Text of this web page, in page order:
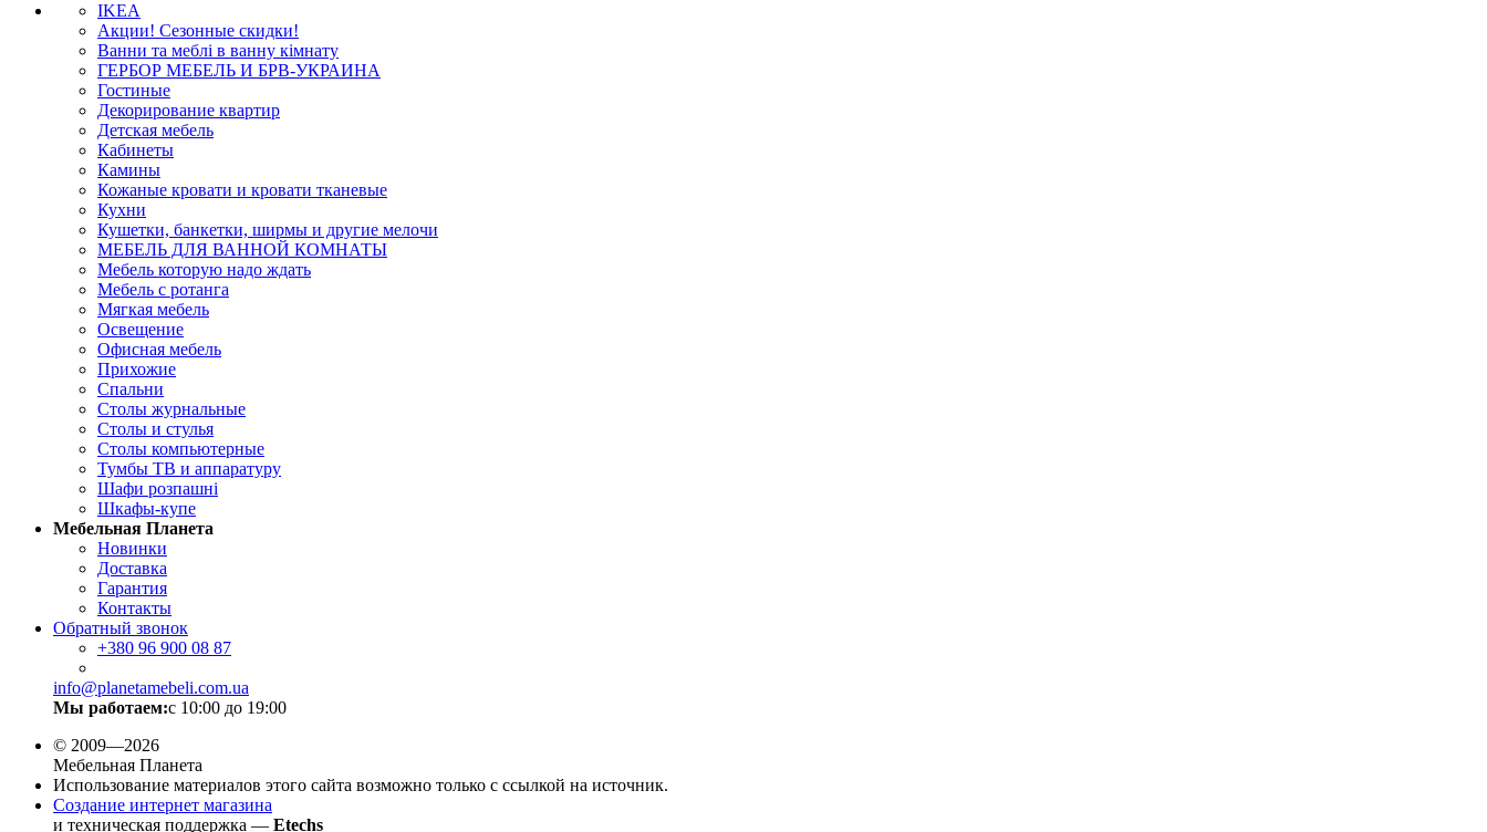
IKEA
Акции! Сезонные скидки!
Ванни та меблі в ванну кімнату
ГЕРБОР МЕБЕЛЬ И БРВ-УКРАИНА
Гостиные
Декорирование квартир
Детская мебель
Кабинеты
Камины
Кожаные кровати и кровати тканевые
Кухни
Кушетки, банкетки, ширмы и другие мелочи
МЕБЕЛЬ ДЛЯ ВАННОЙ КОМНАТЫ
Мебель которую надо ждать
Мебель с ротанга
Мягкая мебель
Освещение
Офисная мебель
Прихожие
Спальни
Столы журнальные
Столы и стулья
Столы компьютерные
Тумбы ТВ и аппаратуру
Шафи розпашні
Шкафы-купе
Мебельная Планета
Новинки
Доставка
Гарантия
Контакты
Обратный звонок
+380 96 900 08 87
info@planetamebeli.com.ua
Мы работаем:с 10:00 до 19:00
© 2009—2026
Мебельная Планета
Использование материалов этого сайта возможно только с ссылкой на источник.
Создание интернет магазина
и техническая поддержка — Etechs